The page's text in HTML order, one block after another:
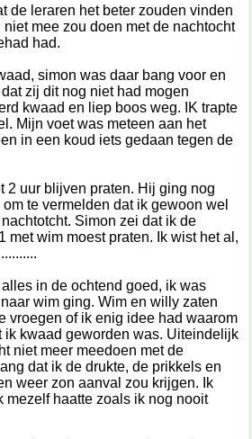
de leraren het beter zouden vinden
mee zou doen met de nachtocht
had.
simon was daar bang voor en
zij dit nog niet had mogen
kwaad en liep boos weg. IK trapte
Mijn voet was meteen aan het
in een koud iets gedaan tegen de
2 uur blijven praten. Hij ging nog
te vermelden dat ik gewoon wel
Simon zei dat ik de
met wim moest praten. Ik wist het al,
in de ochtend goed, ik was
wim ging. Wim en willy zaten
vroegen of ik enig idee had waarom
ik kwaad geworden was. Uiteindelijk
niet meer meedoen met de
dat ik de drukte, de prikkels en
weer zon aanval zou krijgen. Ik
mezelf haatte zoals ik nog nooit